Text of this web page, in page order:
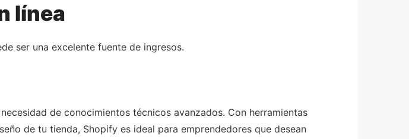
línea
ser una excelente fuente de ingresos.
de conocimientos técnicos avanzados. Con herramientas
de tu tienda, Shopify es ideal para emprendedores que desean